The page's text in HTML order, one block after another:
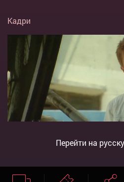
Кадри
Перейти на